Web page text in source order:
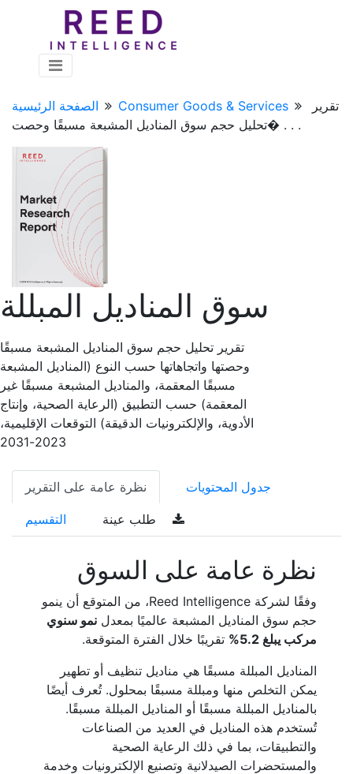
الصفحة الرئيسية Consumer Goods & Services
تقرير
تحليل حجم سوق المناديل المشبعة مسبقًا وحصت� . . .
سوق المناديل المبللة
تقرير تحليل حجم سوق المناديل المشبعة مسبقًا
وحصتها واتجاهاتها حسب النوع (المناديل المشبعة
مسبقًا المعقمة، والمناديل المشبعة مسبقًا غير
المعقمة) حسب التطبيق (الرعاية الصحية، وإنتاج
الأدوية، والإلكترونيات الدقيقة) التوقعات الإقليمية،
2023-2031
نظرة عامة على التقرير جدول المحتويات
التقسيم
نظرة عامة على السوق
وفقًا لشركة Reed Intelligence، من المتوقع أن ينمو
حجم سوق المناديل المشبعة عالميًا بمعدل نمو سنوي
مركب يبلغ 5.2%
تقريبًا خلال الفترة المتوقعة.
المناديل المبللة مسبقًا هي مناديل تنظيف أو تطهير
يمكن التخلص منها ومبللة مسبقًا بمحلول. تُعرف أيضًا
بالمناديل المبللة مسبقًا أو المناديل المبللة مسبقًا.
تُستخدم هذه المناديل في العديد من الصناعات
والتطبيقات، بما في ذلك الرعاية الصحية
والمستحضرات الصيدلانية وتصنيع الإلكترونيات وخدمة